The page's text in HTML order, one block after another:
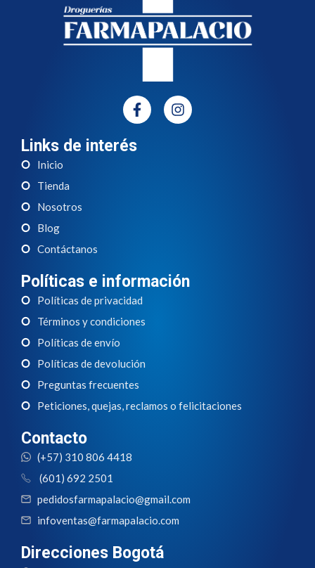
Links de interés
Inicio
Tienda
Nosotros
Blog
Contáctanos
Políticas e información
Políticas de privacidad
Términos y condiciones
Políticas de envío
Políticas de devolución
Preguntas frecuentes
Peticiones, quejas, reclamos o felicitaciones
Contacto
(+57) 310 806 4418
(601) 692 2501
pedidosfarmapalacio@gmail.com
infoventas@farmapalacio.com
Direcciones Bogotá